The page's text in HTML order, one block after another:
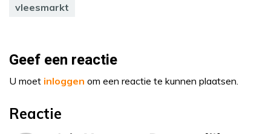
vleesmarkt
Geef een reactie
U moet inloggen om een reactie te kunnen plaatsen.
Reactie